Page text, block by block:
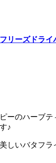
リーズドラ
ーのハーブ
♪
しいバタフ